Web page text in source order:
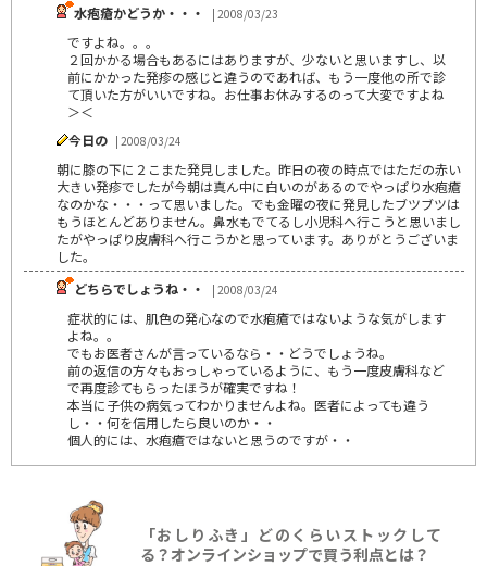
水疱瘡かどうか・・・ | 2008/03/23
ですよね。。。
２回かかる場合もあるにはありますが、少ないと思いますし、以
前にかかった発疹の感じと違うのであれば、もう一度他の所で診
て頂いた方がいいですね。お仕事お休みするのって大変ですよね
＞＜
今日の | 2008/03/24
朝に膝の下に２こまた発見しました。昨日の夜の時点ではただの赤い
大きい発疹でしたが今朝は真ん中に白いのがあるのでやっぱり水疱瘡
なのかな・・・って思いました。でも金曜の夜に発見したブツブツは
もうほとんどありません。鼻水もでてるし小児科へ行こうと思いまし
たがやっぱり皮膚科へ行こうかと思っています。ありがとうございま
した。
どちらでしょうね・・
| 2008/03/24
症状的には、肌色の発心なので水疱瘡ではないような気がします
よね。。
でもお医者さんが言っているなら・・どうでしょうね。
前の返信の方々もおっしゃっているように、もう一度皮膚科など
で再度診てもらったほうが確実ですね！
本当に子供の病気ってわかりませんよね。医者によっても違う
し・・何を信用したら良いのか・・
個人的には、水疱瘡ではないと思うのですが・・
「おしりふき」どのくらいストックして
る？オンラインショップで買う利点とは？